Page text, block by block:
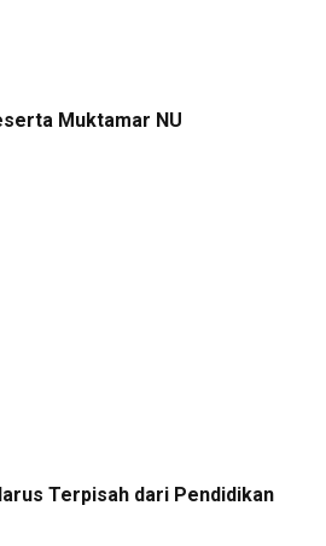
Muktamar NU
Terpisah dari Pendidikan